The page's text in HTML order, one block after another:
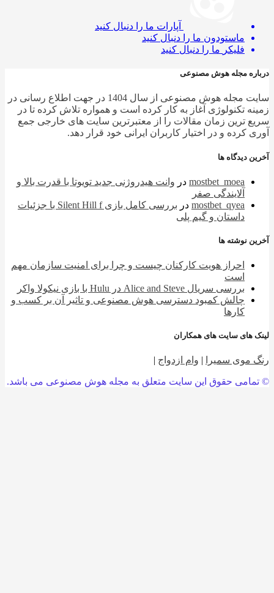
آپارات ما را دنبال کنید
ماستودون ما را دنبال کنید
فلیکر ما را دنبال کنید
مجله هوش مصنوعی
سایت مجله هوش مصنوعی از سال 1404 در جهت اطلاع رسانی در
تکنولوژی آغاز به کار کرده است و همواره تلاش کرده تا در
ترین زمان مقالات را از معتبرترین سایت های خارجی جمع
کرده و در اختیار کاربران ایرانی خود قرار دهد.
دیدگاه ها
mostbet_moeaدروانت هیدروژنی جدید تویوتا با قدرت بالا و
آلایندگی صفر
mostbet_qyeaدر
بررسی کامل بازی Silent Hill f با جزئیات
داستان و گیم پلی
نوشته ها
احراز هویت کارکنان چیست و چرا برای امنیت سازمان مهم
بررسی سریال Alice and Steve در Hulu با بازی نیکولا واکر
چالش کمبود دسترسی هوش مصنوعی و تاثیر آن بر کسب و
کارها
های سایت های همکاران
موی سمیرا|وام ازدواج |
حقوق این سایت متعلق به مجله هوش مصنوعی می باشد.